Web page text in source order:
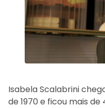
Isabela Scalabrini
de 1970 e ficou mais